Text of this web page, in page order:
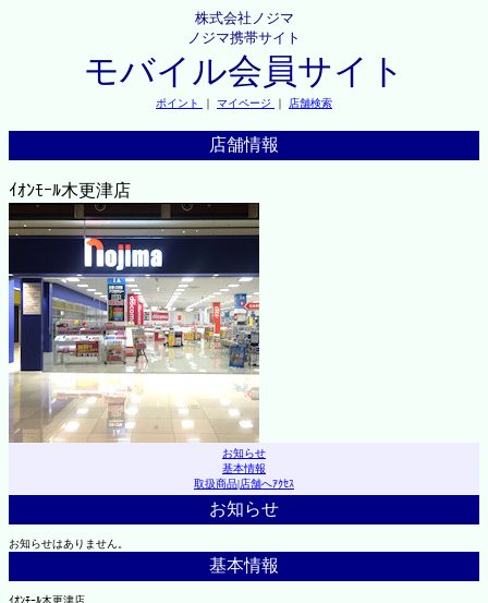
株式会社ノジマ
ノジマ携帯サイト
モバイル会員サイト
ポイント ｜ マイページ ｜ 店舗検索
店舗情報
ｲｵﾝﾓｰﾙ木更津店
お知らせ
基本情報
取扱商品|店舗へｱｸｾｽ
お知らせ
お知らせはありません。
基本情報
ｲｵﾝﾓｰﾙ木更津店